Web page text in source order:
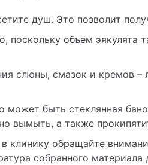
душ. Это позволит
поскольку объем эякулята
слюны, смазок и кремов
может быть стеклянная
вымыть, а также
клинику обращайте
собранного